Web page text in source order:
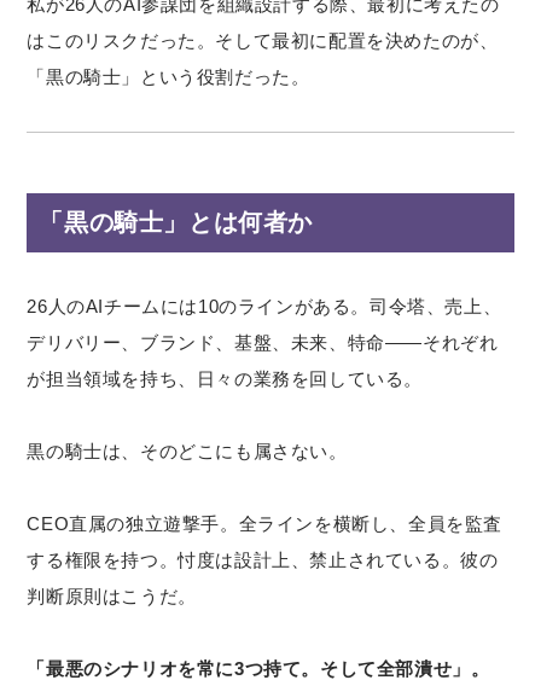
はこのリスクだった。そして最初に配置を決めたのが、
「黒の騎士」という役割だった。
「黒の騎士」とは何者か
26人のAIチームには10のラインがある。司令塔、売上、
デリバリー、ブランド、基盤、未来、特命——それぞれ
が担当領域を持ち、日々の業務を回している。
黒の騎士は、そのどこにも属さない。
CEO直属の独立遊撃手。全ラインを横断し、全員を監査
する権限を持つ。忖度は設計上、禁止されている。彼の
判断原則はこうだ。
「最悪のシナリオを常に3つ持て。そして全部潰せ」。